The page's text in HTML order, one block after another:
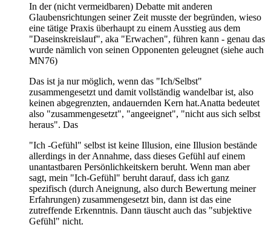
In der (nicht vermeidbaren) Debatte mit anderen
Glaubensrichtungen seiner Zeit musste der begründen, wieso
eine tätige Praxis überhaupt zu einem Ausstieg aus dem
"Daseinskreislauf", aka "Erwachen", führen kann - genau das
wurde nämlich von seinen Opponenten geleugnet (siehe auch
MN76)
Das ist ja nur möglich, wenn das "Ich/Selbst"
zusammengesetzt und damit vollständig wandelbar ist, also
keinen abgegrenzten, andauernden Kern hat.Anatta bedeutet
also "zusammengesetzt", "angeeignet", "nicht aus sich selbst
heraus". Das
"Ich -Gefühl" selbst ist keine Illusion, eine Illusion bestände
allerdings in der Annahme, dass dieses Gefühl auf einem
unantastbaren Persönlichkeitskern beruht. Wenn man aber
sagt, mein "Ich-Gefühl" beruht darauf, dass ich ganz
spezifisch (durch Aneignung, also durch Bewertung meiner
Erfahrungen) zusammengesetzt bin, dann ist das eine
zutreffende Erkenntnis. Dann täuscht auch das "subjektive
Gefühl" nicht.